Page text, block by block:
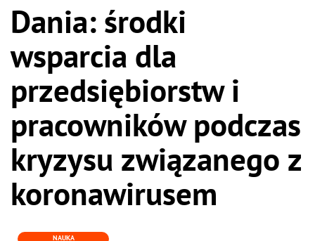
Dania: środki
wsparcia dla
przedsiębiorstw i
pracowników podczas
kryzysu związanego z
koronawirusem
NAUKA